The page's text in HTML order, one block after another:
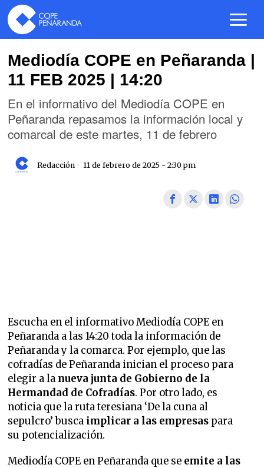
Mediodía COPE en Peñaranda |
11 FEB 2025 | 14:20
En el informativo del Mediodía COPE en
Peñaranda repasamos la información local y
comarcal de este martes, 11 de febrero
Redacción 11 de febrero de 2025 - 2:30 pm
Escucha en el informativo Mediodía COPE en
Peñaranda a las 14:20 toda la información de
Peñaranda y la comarca. Por ejemplo, que las
cofradías de Peñaranda inician el proceso para
elegir a la nueva junta de Gobierno de la
Hermandad de Cofradías. Por otro lado, es
noticia que la ruta teresiana ‘De la cuna al
sepulcro’ busca implicar a las empresas para
su potencialización.
Mediodía COPE en Peñaranda que se emite a las